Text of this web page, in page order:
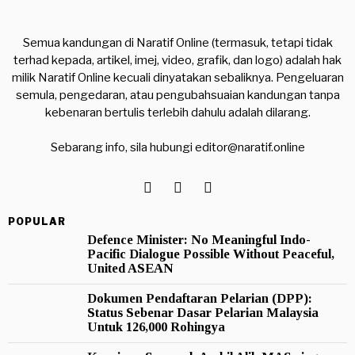
Semua kandungan di Naratif Online (termasuk, tetapi tidak
terhad kepada, artikel, imej, video, grafik, dan logo) adalah hak
milik Naratif Online kecuali dinyatakan sebaliknya. Pengeluaran
semula, pengedaran, atau pengubahsuaian kandungan tanpa
kebenaran bertulis terlebih dahulu adalah dilarang.
Sebarang info, sila hubungi editor@naratif.online
POPULAR
Defence Minister: No Meaningful Indo-
Pacific Dialogue Possible Without Peaceful,
United ASEAN
Dokumen Pendaftaran Pelarian (DPP):
Status Sebenar Dasar Pelarian Malaysia
Untuk 126,000 Rohingya